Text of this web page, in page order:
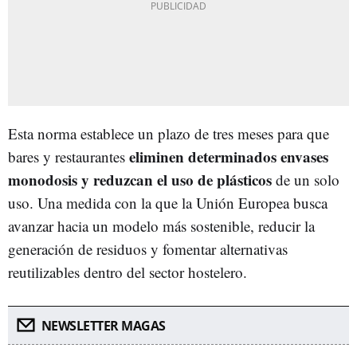
Esta norma establece un plazo de tres meses para que
bares y restaurantes eliminen determinados envases
monodosis y reduzcan el uso de plásticos de un solo
uso. Una medida con la que la Unión Europea busca
avanzar hacia un modelo más sostenible, reducir la
generación de residuos y fomentar alternativas
reutilizables dentro del sector hostelero.
NEWSLETTER MAGAS